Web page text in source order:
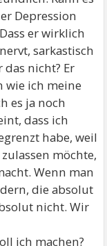
Depression
er wirklich
sarkastisch
nicht? Er
wie ich meine
es ja noch
dass ich
habe, weil
möchte,
Wenn man
die absolut
nicht. Wir
ich machen?